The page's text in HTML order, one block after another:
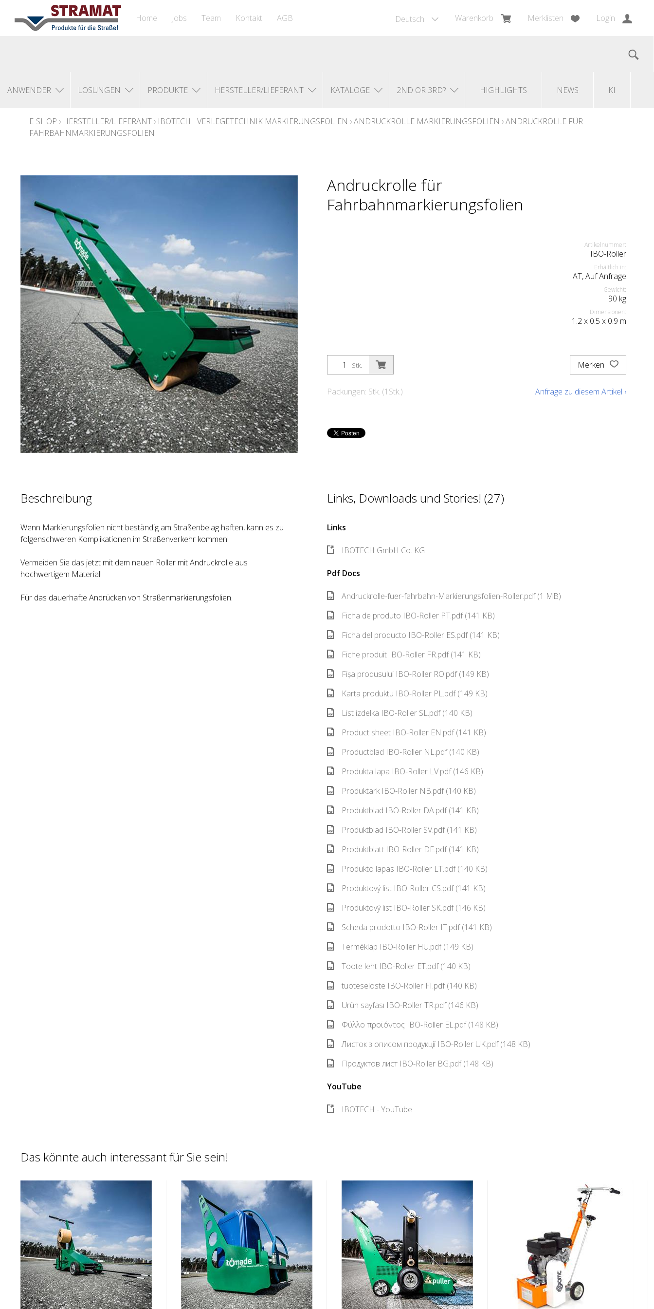
Deutsch Warenkorb Merklisten Login
Home Jobs Team Kontakt AGB
ANWENDER LÖSUNGEN PRODUKTE HERSTELLER/LIEFERANT KATALOGE 2ND OR 3RD? HIGHLIGHTS NEWS KI
E-SHOP › HERSTELLER/LIEFERANT › IBOTECH - VERLEGETECHNIK MARKIERUNGSFOLIEN ›ANDRUCKROLLE MARKIERUNGSFOLIEN ›ANDRUCKROLLE FÜR
FAHRBAHNMARKIERUNGSFOLIEN
Andruckrolle für
Fahrbahnmarkierungsfolien
Artikelnummer:
IBO-Roller
Erhältlich in:
AT, Auf Anfrage
Gewicht:
90 kg
Dimensionen:
1.2x 0.5 x 0.9 m
Stk.
Packungen: Stk. (1Stk.)
Merken
Anfrage zu diesem Artikel ›
Beschreibung
Wenn Markierungsfolien nicht beständig am Straßenbelag haften, kann es zu
folgenschweren Komplikationen im Straßenverkehr kommen!
Vermeiden Sie das jetzt mit dem neuen Roller mit Andruckrolle aus
hochwertigem Material!
Für das dauerhafte Andrücken von Straßenmarkierungsfolien.
Links, Downloads und Stories! (27)
Links
IBOTECH GmbH Co. KG
Pdf Docs
Andruckrolle-fuer-fahrbahn-Markierungsfolien-Roller.pdf (1 MB)
Ficha de produto IBO-Roller PT.pdf (141 KB)
Ficha del producto IBO-Roller ES.pdf (141 KB)
Fiche produit IBO-Roller FR.pdf (141 KB)
Fișa produsului IBO-Roller RO.pdf (149 KB)
Karta produktu IBO-Roller PL.pdf (149 KB)
List izdelka IBO-Roller SL.pdf (140 KB)
Product sheet IBO-Roller EN.pdf (141 KB)
Productblad IBO-Roller NL.pdf (140 KB)
Produkta lapa IBO-Roller LV.pdf (146 KB)
Produktark IBO-Roller NB.pdf (140 KB)
Produktblad IBO-Roller DA.pdf (141 KB)
Produktblad IBO-Roller SV.pdf (141 KB)
Produktblatt IBO-Roller DE.pdf (141 KB)
Produkto lapas IBO-Roller LT.pdf (140 KB)
Produktový list IBO-Roller CS.pdf (141 KB)
Produktový list IBO-Roller SK.pdf (146 KB)
Scheda prodotto IBO-Roller IT.pdf (141 KB)
Terméklap IBO-Roller HU.pdf (149 KB)
Toote leht IBO-Roller ET.pdf (140 KB)
tuoteseloste IBO-Roller FI.pdf (140 KB)
Ürün sayfası IBO-Roller TR.pdf (146 KB)
Φύλλο προϊόντος IBO-Roller EL.pdf (148 KB)
Листок з описом продукції IBO-Roller UK.pdf (148 KB)
Продуктов лист IBO-Roller BG.pdf (148 KB)
YouTube
IBOTECH - YouTube
Das könnte auch interessant für Sie sein!